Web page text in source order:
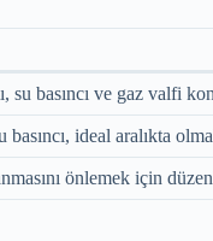
su basıncı ve gaz valfi
ideal aralıkta
önlemek için